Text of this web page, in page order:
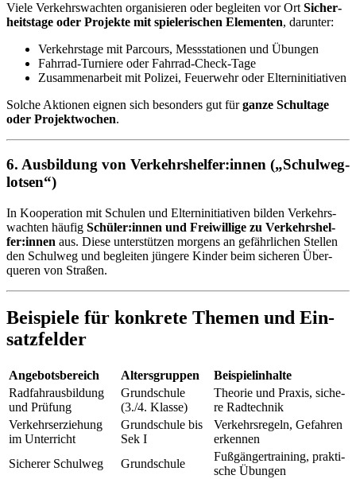
Vie­le Ver­kehrs­wach­ten or­ga­ni­sie­ren oder be­glei­ten vor Ort Si­cher­
heits­ta­ge oder Pro­jek­te mit spie­le­ri­schen Ele­men­ten, dar­un­ter:
Ver­kehrs­ta­ge mit Par­cours, Mess­sta­tio­nen und Übun­gen
Fahr­rad-Tur­nie­re oder Fahr­rad-Check-Tage
Zu­sam­men­ar­beit mit Po­li­zei, Feu­er­wehr oder El­tern­in­itia­ti­ven
Sol­che Ak­tio­nen eig­nen sich be­son­ders gut fürgan­ze Schul­ta­ge
oder Pro­jekt­wo­chen.
6. Aus­bil­dung von Ver­kehrs­hel­fer:in­nen („Schul­weg­
lot­sen“)
In Ko­ope­ra­ti­on mit Schu­len und El­tern­in­itia­ti­ven bil­den Ver­kehrs­
wach­ten häu­fig Schü­ler:in­nen und Frei­wil­li­ge zu Ver­kehrs­hel­
fer:in­nen aus. Die­se un­ter­stüt­zen mor­gens an ge­fähr­li­chen Stel­len
den Schul­weg und be­glei­ten jün­ge­re Kin­der beim si­che­ren Über­
que­ren von Stra­ßen.
Bei­spie­le für kon­kre­te The­men und Ein­
satz­fel­der
An­ge­bots­be­reich Al­ters­grup­pen
Bei­spiel­in­hal­te
Rad­fahr­aus­bil­dung
und Prü­fung
Grund­schu­le
(3./4. Klas­se)
Theo­rie und Pra­xis, si­che­
re Rad­tech­nik
Ver­kehrs­er­zie­hung
im Un­ter­richt
Grund­schu­le bis
Sek I
Ver­kehrs­re­geln, Ge­fah­ren
er­ken­nen
Si­che­rer Schul­weg
Grund­schu­le
Fuß­gän­ger­trai­ning, prak­ti­
sche Übun­gen